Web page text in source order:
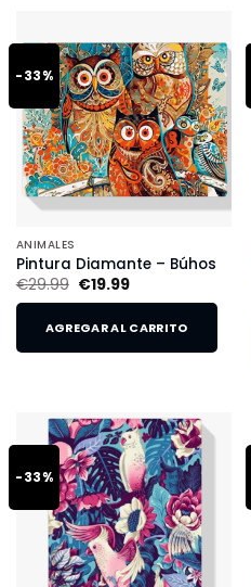
-33%
ANIMALES
Pintura Diamante – Búhos
€29.99 €19.99
AGREGAR AL CARRITO
-33%